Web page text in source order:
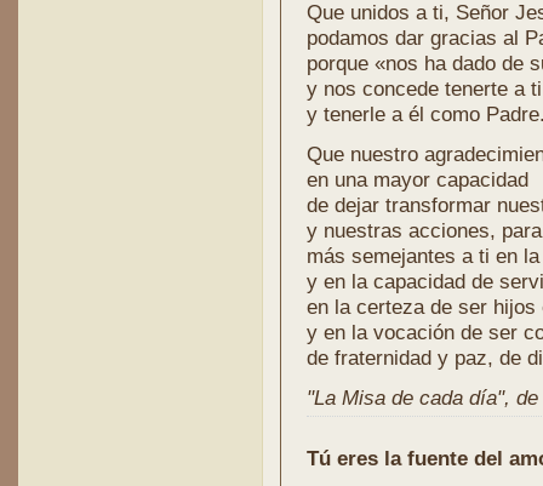
Que unidos a ti, Señor
podamos dar gracias al
porque «nos ha dado de
y nos concede tenerte a
y tenerle a él como
Que nuestro
en una mayor capacidad
de dejar transformar
y nuestras acciones,
más semejantes a ti en
y en la capacidad de
en la certeza de ser hijos
y en la vocación de ser
de fraternidad y paz, de
"La Misa de cada día",
Tú eres la fuente del